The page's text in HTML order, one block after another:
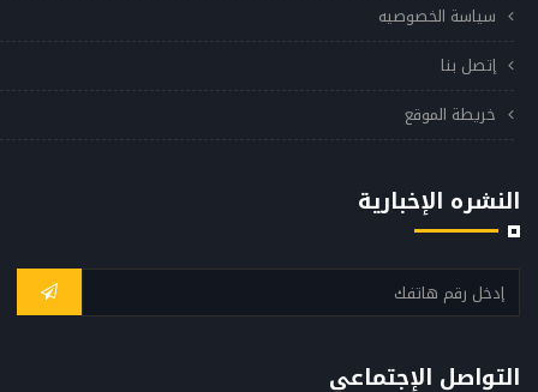
سياسة الخصوصيه
إتصل بنا
خريطة الموقع
النشره الإخبارية
التواصل الإجتماعي